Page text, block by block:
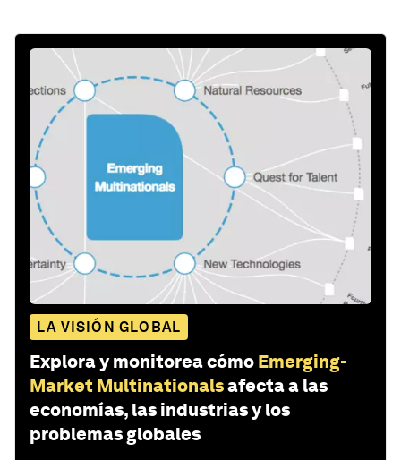
LA VISIÓN GLOBAL
Explora y monitorea cómo Emerging-
Market Multinationalsafecta a las
economías, las industrias y los
problemas globales